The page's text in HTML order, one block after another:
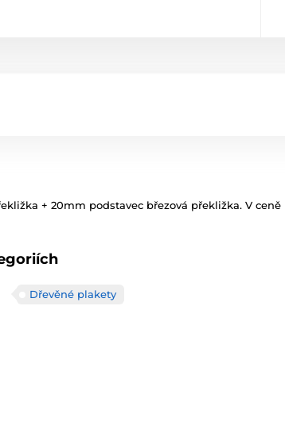
+ 20mm podstavec březová překližka. V ceně
Dřevěné plakety